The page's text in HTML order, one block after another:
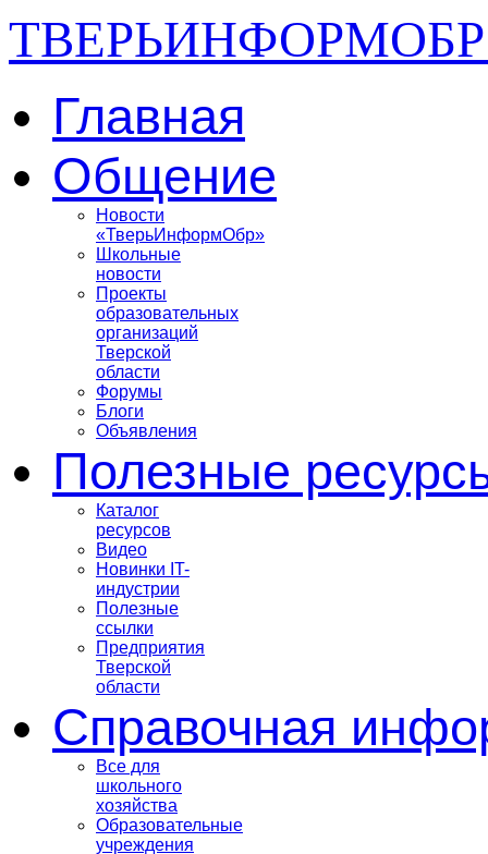
ТВЕРЬИНФОРМОБР
Главная
Общение
Новости
«ТверьИнформОбр»
Школьные
новости
Проекты
образовательных
организаций
Тверской
области
Форумы
Блоги
Объявления
Полезные
Каталог
ресурсов
Видео
Новинки IT-
индустрии
Полезные
ссылки
Предприятия
Тверской
области
Справочная
Все для
школьного
хозяйства
Образовательные
учреждения